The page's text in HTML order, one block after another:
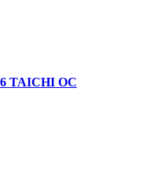
TAICHI OC